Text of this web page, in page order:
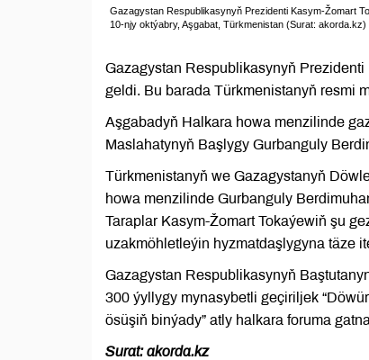
Gazagystan Respublikasynyň Prezidenti Kasym-Žomart
10-njy oktýabry, Aşgabat, Türkmenistan (Surat: akorda.kz)
Gazagystan Respublikasynyň
geldi. Bu barada Türkmenistanyň resmi
Aşgabadyň Halkara howa menzilinde
Maslahatynyň Başlygy Gurbanguly
Türkmenistanyň we Gazagystanyň
howa menzilinde Gurbanguly
Taraplar Kasym-Žomart Tokaýewiň şu
uzakmöhletleýin hyzmatdaşlygyna täze
Gazagystan Respublikasynyň
300 ýyllygy mynasybetli geçiriljek
ösüşiň binýady” atly halkara foruma
Surat: akorda.kz